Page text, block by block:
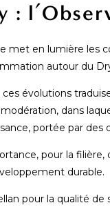
:
en lumière les
autour du
évolutions
dans
portée par
pour la
durable.
pour la qualité